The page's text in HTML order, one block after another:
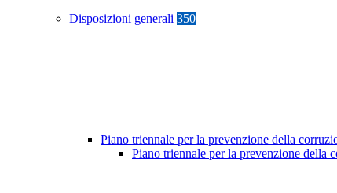
Disposizioni generali 350
Piano triennale per la prevenzione della
Piano triennale per la prevenzione della